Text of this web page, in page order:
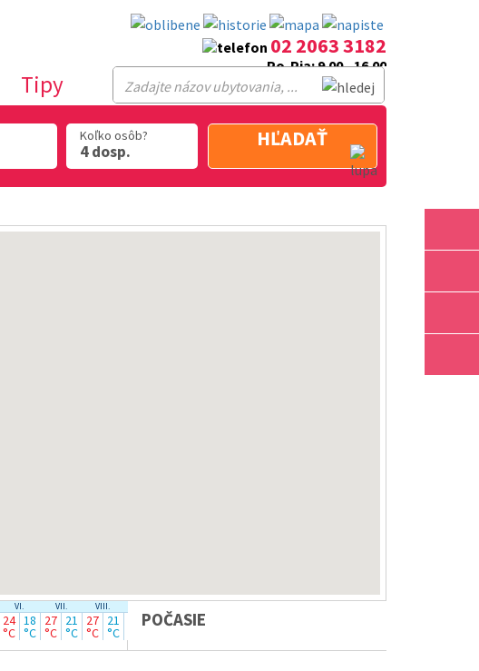
02 2063 3182
Po-Pia: 9.00 - 16.00
Tipy
Koľko osôb?
4 dosp.
HĽADAŤ
VI. VII. VIII.
24
°C
18
°C
27
°C
21
°C
27
°C
21
°C
18
POČASIE